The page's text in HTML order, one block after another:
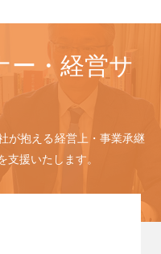
ー・経営サ
が抱える経営上・事業承継
支援いたします。